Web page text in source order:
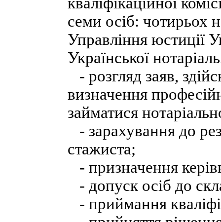
семи осіб: чотирьох
Управління юстиції
Української
- розгляд заяв,
визначення
займатися
- зарахування до
стажиста;
- призначення
- допуск осіб до
- приймання